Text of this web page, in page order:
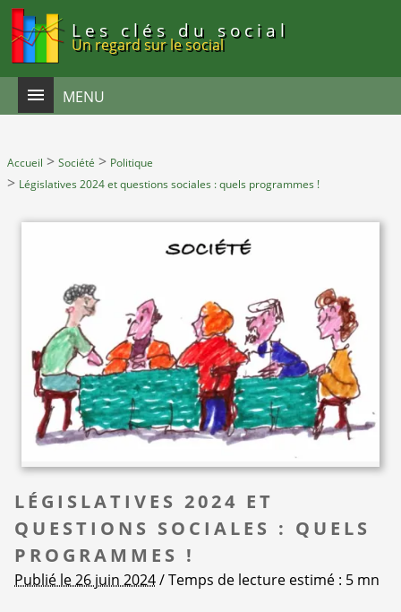
Les clés du social
Un regard sur le social
MENU
Accueil > Société > Politique
> Législatives 2024 et questions sociales : quels programmes !
LÉGISLATIVES 2024 ET
QUESTIONS SOCIALES : QUELS
PROGRAMMES !
Publié le 26 juin 2024/ Temps de lecture estimé : 5 mn
Panneau de gestion des cookies